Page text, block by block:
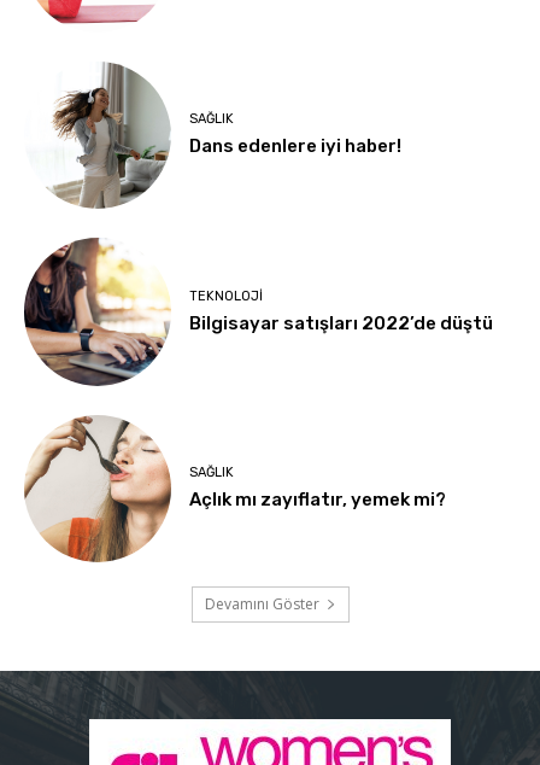
SAĞLIK
Dans edenlere iyi haber!
TEKNOLOJI
Bilgisayar satışları 2022’de düştü
SAĞLIK
Açlık mı zayıflatır, yemek mi?
Devamını Göster